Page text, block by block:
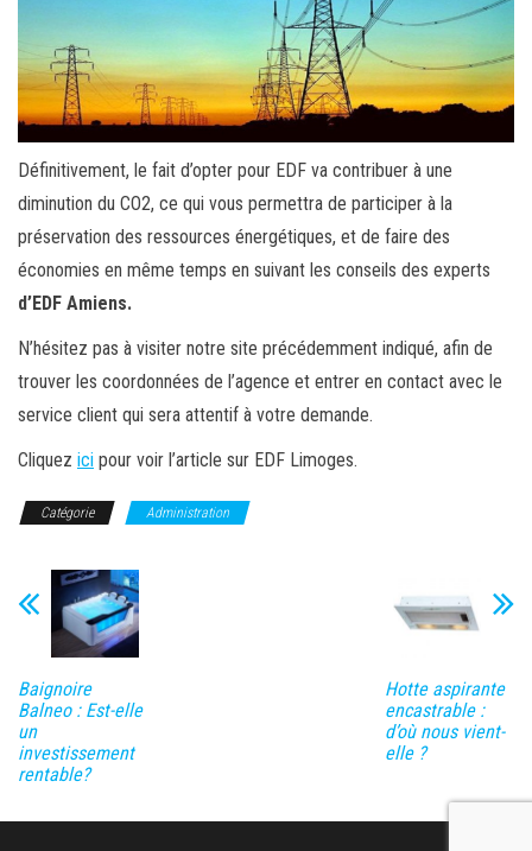
Définitivement, le fait d’opter pour EDF va contribuer à une
diminution du CO2, ce qui vous permettra de participer à la
préservation des ressources énergétiques, et de faire des
économies en même temps en suivant les conseils des experts
d’EDF Amiens.
N’hésitez pas à visiter notre site précédemment indiqué, afin de
trouver les coordonnées de l’agence et entrer en contact avec le
service client qui sera attentif à votre demande.
Cliquez ici pour voir l’article sur EDF Limoges.
Catégorie Administration
Baignoire
Balneo : Est-elle
un
investissement
rentable?
Hotte aspirante
encastrable :
d’où nous vient-
elle ?